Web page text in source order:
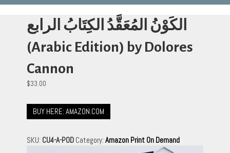
الكَوْنُ المُعَقَّدُ الكِتَابُ الرابع
(Arabic Edition) by Dolores
Cannon
$33.00
BUY HERE: AMAZON.COM
SKU: CU4-A-POD Category: Amazon Print On Demand